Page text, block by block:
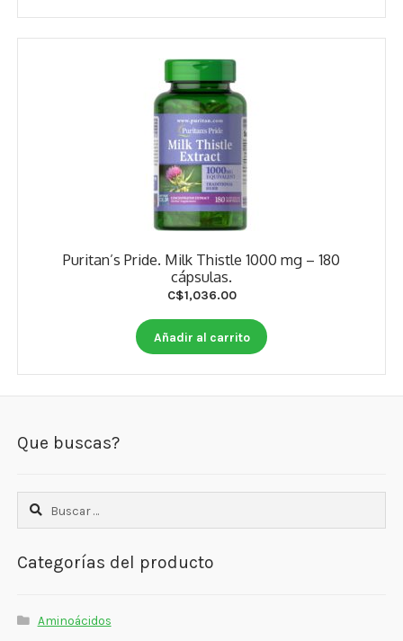
Puritan’s Pride. Milk Thistle 1000 mg – 180
cápsulas.
C$1,036.00
Añadir al carrito
Que buscas?
Buscar:
Categorías del producto
Aminoácidos